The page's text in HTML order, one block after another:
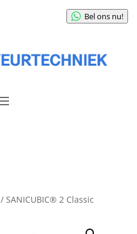
/ SANICUBIC® 2 Classic
Bel ons nu!